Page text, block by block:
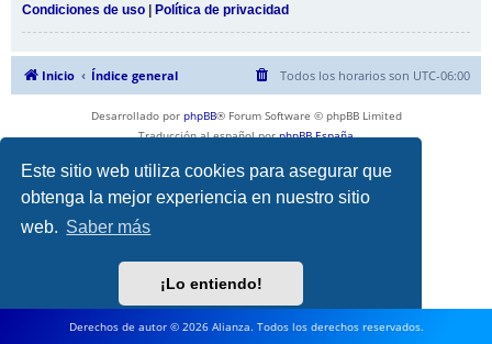
Este sitio web utiliza cookies para asegurar que
obtenga la mejor experiencia en nuestro sitio
web. Saber más
¡Lo entiendo!
Condiciones de uso | Política de privacidad
Inicio Índice general Todos los horarios son UTC-06:00
Desarrollado por phpBB® Forum Software © phpBB Limited
Traducción al español porphpBB España
Derechos de autor © 2026 Alianza. Todos los derechos reservados.